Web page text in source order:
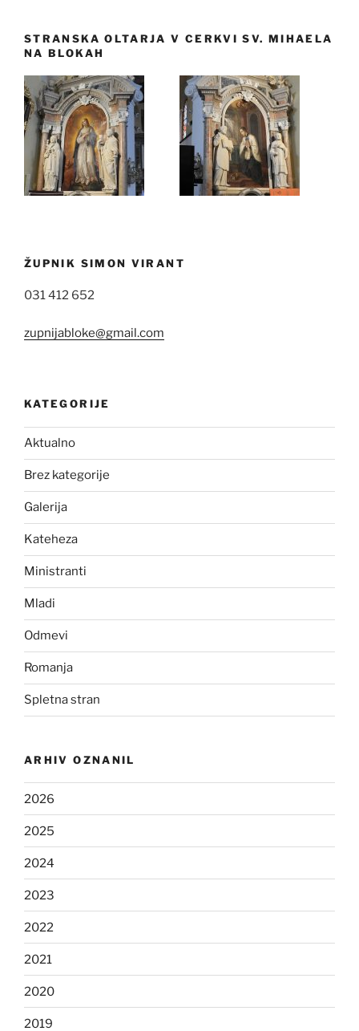
STRANSKA OLTARJA V CERKVI SV. MIHAELA
NA BLOKAH
ŽUPNIK SIMON VIRANT
031 412 652
zupnijabloke@gmail.com
KATEGORIJE
Aktualno
Brez kategorije
Galerija
Kateheza
Ministranti
Mladi
Odmevi
Romanja
Spletna stran
ARHIV OZNANIL
2026
2025
2024
2023
2022
2021
2020
2019